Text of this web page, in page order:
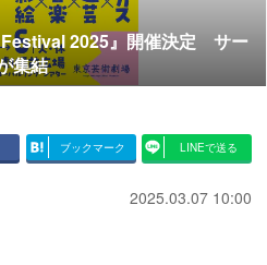
2025』開催決定 サー
集結
ブックマーク LINEで送る
2025.03.07 10:00